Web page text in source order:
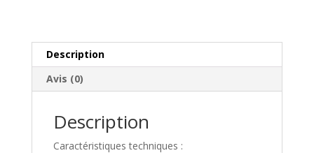
+
Support
Description
Avis (0)
Description
Caractéristiques techniques :